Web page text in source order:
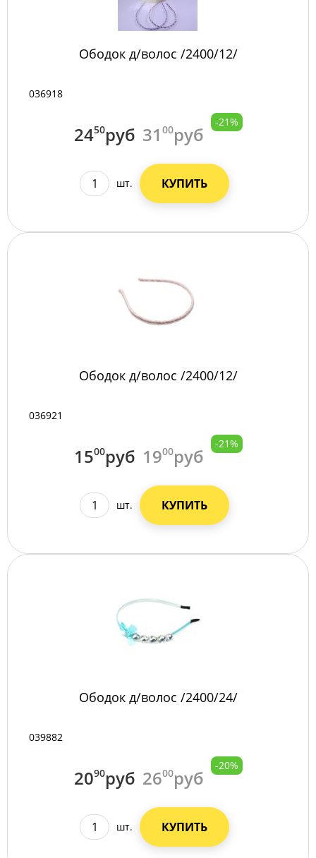
Ободок д/волос /2400/12/
036918
2450руб 31 00руб
-21%
шт. КУПИТЬ
Ободок д/волос /2400/12/
036921
1500руб 1900руб
-21%
шт. КУПИТЬ
Ободок д/волос /2400/24/
039882
2090руб 2600руб
-20%
шт. КУПИТЬ